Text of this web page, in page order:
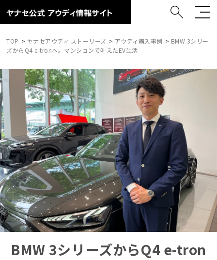
TOP ヤナセアウディ ストーリーズ アウディ購入事例
BMW 3シリー
ズからQ4 e-tronへ。マンションで叶えたEV生活
BMW 3シリーズからQ4 e-tron